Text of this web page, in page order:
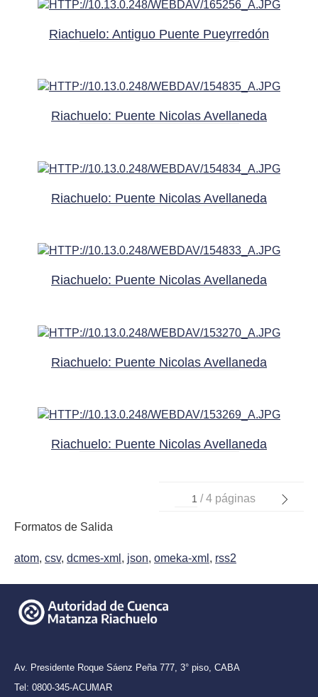
Riachuelo: Antiguo Puente Pueyrredón
Riachuelo: Puente Nicolas Avellaneda
Riachuelo: Puente Nicolas Avellaneda
Riachuelo: Puente Nicolas Avellaneda
Riachuelo: Puente Nicolas Avellaneda
Riachuelo: Puente Nicolas Avellaneda
/ 4 páginas
Formatos de Salida
atom, csv, dcmes-xml , json, omeka-xml , rss2
Av. Presidente Roque Sáenz Peña 777, 3° piso, CABA
Tel: 0800-345-ACUMAR